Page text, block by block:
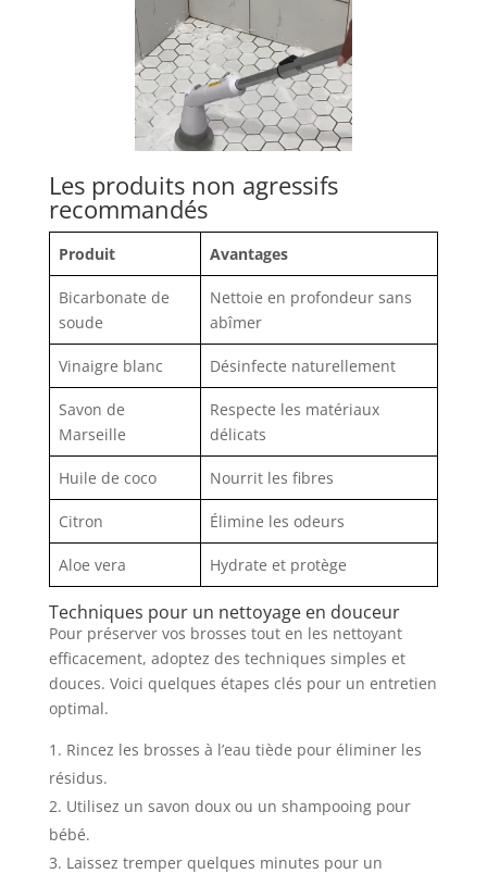
Les produits non agressifs
recommandés
Produit Avantages
Bicarbonate de
soude
Nettoie en profondeur sans
abîmer
Vinaigre blanc Désinfecte naturellement
Savon de
Marseille
Respecte les matériaux
délicats
Huile de coco Nourrit les fibres
Citron Élimine les odeurs
Aloe vera Hydrate et protège
Techniques pour un nettoyage en douceur
Pour préserver vos brosses tout en les nettoyant
efficacement, adoptez des techniques simples et
douces. Voici quelques étapes clés pour un entretien
optimal.
Rincez les brosses à l’eau tiède pour éliminer les
résidus.
Utilisez un savon doux ou un shampooing pour
bébé.
Laissez tremper quelques minutes pour un